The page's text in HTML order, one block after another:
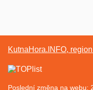
KutnaHora.INFO,
Poslední změna na webu: